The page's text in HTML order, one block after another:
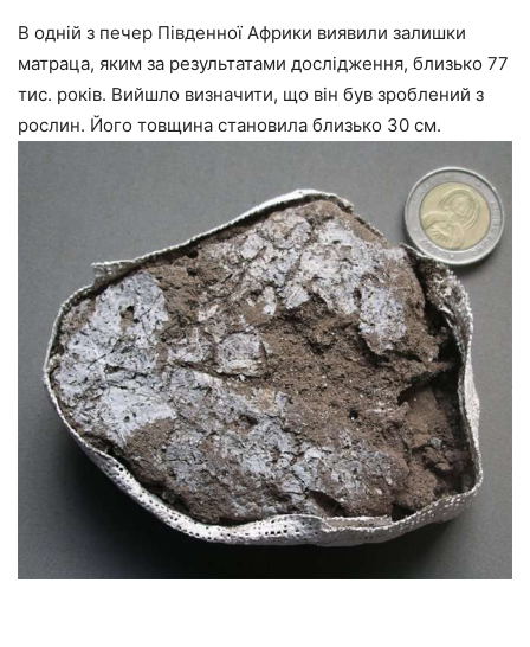
В одній з печер Південної Африки виявили залишки
матраца, яким за результатами дослідження, близько 77
тис. років. Вийшло визначити, що він був зроблений з
рослин. Його товщина становила близько 30 см.